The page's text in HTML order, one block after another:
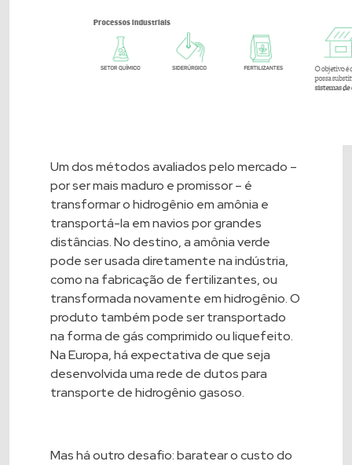
Um dos métodos avaliados pelo mercado –
por ser mais maduro e promissor – é
transformar o hidrogênio em amônia e
transportá-la em navios por grandes
distâncias. No destino, a amônia verde
pode ser usada diretamente na indústria,
como na fabricação de fertilizantes, ou
transformada novamente em hidrogênio. O
produto também pode ser transportado
na forma de gás comprimido ou liquefeito.
Na Europa, há expectativa de que seja
desenvolvida uma rede de dutos para
transporte de hidrogênio gasoso.
Mas há outro desafio: baratear o custo do